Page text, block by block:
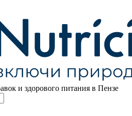
и здорового питания в Пензе